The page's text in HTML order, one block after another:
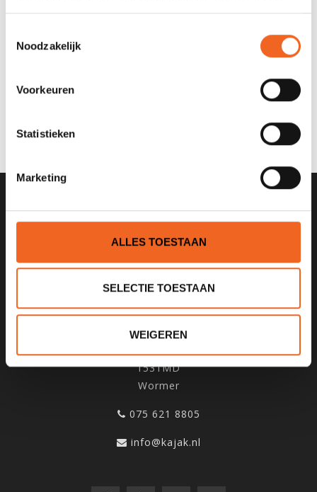
Noodzakelijk
Voorkeuren
Statistieken
Marketing
ALLES TOESTAAN
SELECTIE TOESTAAN
WEIGEREN
Nog niet gewaardeerd
SCHRIJF JE IN VOOR ONZE
1531MD
Wormer
075 621 8805
info@kajak.nl